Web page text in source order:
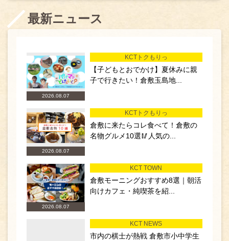
最新ニュース
2026.08.07
KCTトクもりっ
【子どもとおでかけ】夏休みに親
子で行きたい！倉敷玉島地...
2026.08.07
KCTトクもりっ
倉敷に来たらコレ食べて！倉敷の
名物グルメ10選🥢人気の...
2026.08.07
KCT TOWN
倉敷モーニングおすすめ8選｜朝活
向けカフェ・純喫茶を紹...
KCT NEWS
市内の棋士が熱戦 倉敷市小中学生